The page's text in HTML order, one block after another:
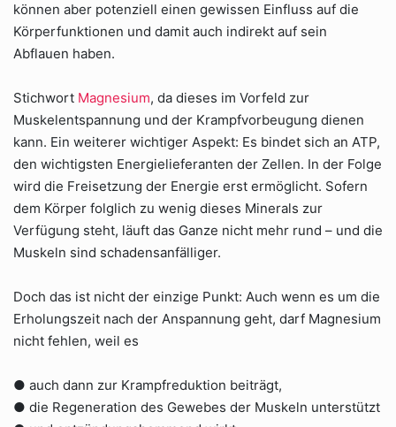
können aber potenziell einen gewissen Einfluss auf die
Körperfunktionen und damit auch indirekt auf sein
Abflauen haben.
Stichwort Magnesium, da dieses im Vorfeld zur
Muskelentspannung und der Krampfvorbeugung dienen
kann. Ein weiterer wichtiger Aspekt: Es bindet sich an ATP,
den wichtigsten Energielieferanten der Zellen. In der Folge
wird die Freisetzung der Energie erst ermöglicht. Sofern
dem Körper folglich zu wenig dieses Minerals zur
Verfügung steht, läuft das Ganze nicht mehr rund – und die
Muskeln sind schadensanfälliger.
Doch das ist nicht der einzige Punkt: Auch wenn es um die
Erholungszeit nach der Anspannung geht, darf Magnesium
nicht fehlen, weil es
● auch dann zur Krampfreduktion beiträgt,
● die Regeneration des Gewebes der Muskeln unterstützt